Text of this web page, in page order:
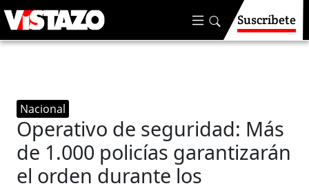
Suscríbete
Nacional
Operativo de seguridad: Más
de 1.000 policías garantizarán
el orden durante los